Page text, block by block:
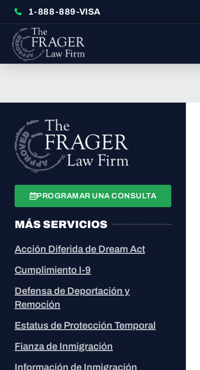
1-888-889-VISA
PROGRAMAR UNA CONSULTA
MÁS SERVICIOS
Acción Diferida de Dream Act
Cumplimiento I-9
Defensa de Deportación y
Remoción
Estatus de Protección Temporal
Fianza de Inmigración
Información de Inmigración